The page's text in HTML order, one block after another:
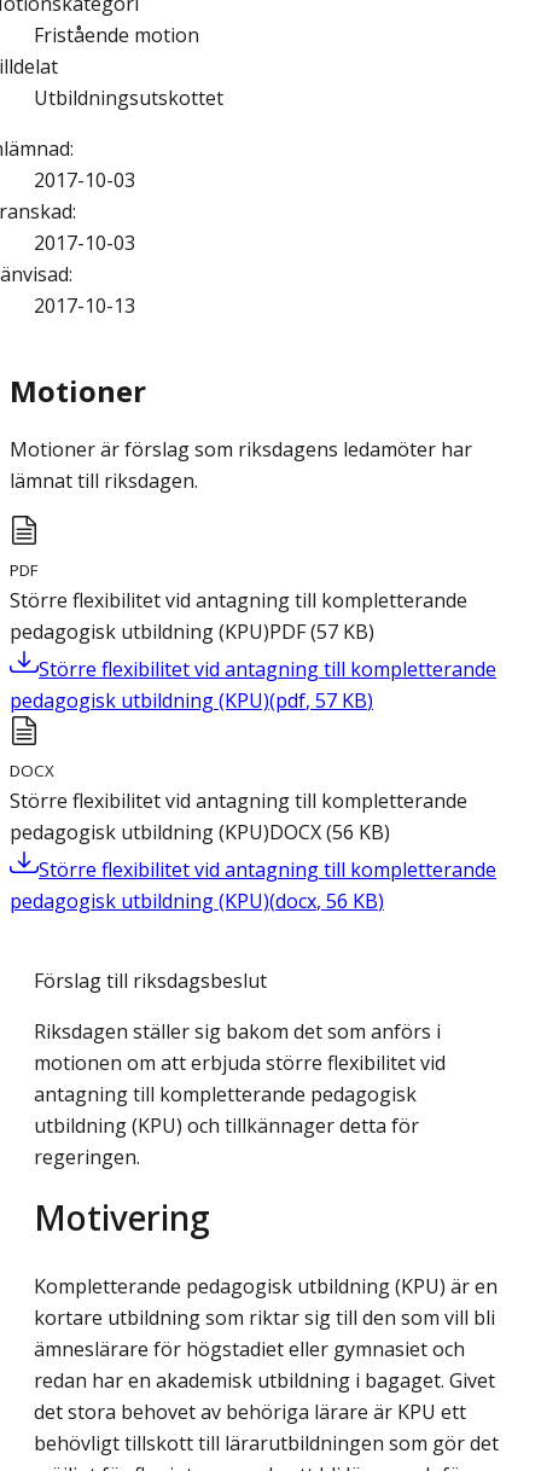
Fristående motion
Utbildningsutskottet
:
2017-10-03
:
2017-10-03
:
2017-10-13
Motioner
Motioner är förslag som riksdagens ledamöter har
lämnat till riksdagen.
PDF
Större flexibilitet vid antagning till kompletterande
pedagogisk utbildning (KPU)PDF(57 KB)
Större flexibilitet vid antagning till kompletterande
pedagogisk utbildning (KPU)(pdf, 57 KB)
DOCX
Större flexibilitet vid antagning till kompletterande
pedagogisk utbildning (KPU)DOCX(56 KB)
Större flexibilitet vid antagning till kompletterande
pedagogisk utbildning (KPU)(docx, 56 KB)
Förslag till riksdagsbeslut
Riksdagen ställer sig bakom det som anförs i
motionen om att erbjuda större flexibilitet vid
antagning till kompletterande pedagogisk
utbildning (KPU) och tillkännager detta för
regeringen.
Motivering
Kompletterande pedagogisk utbildning (KPU) är en
kortare utbildning som riktar sig till den som vill bli
ämneslärare för högstadiet eller gymnasiet och
redan har en akademisk utbildning i bagaget. Givet
det stora behovet av behöriga lärare är KPU ett
behövligt tillskott till lärarutbildningen som gör det